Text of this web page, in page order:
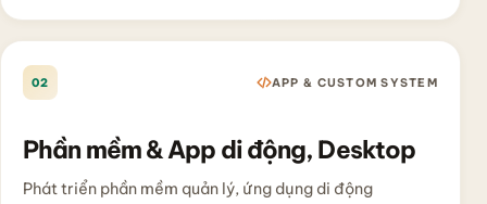
02 APP & CUSTOM SYSTEM
Phần mềm & App di động, Desktop
Phát triển phần mềm quản lý, ứng dụng di động